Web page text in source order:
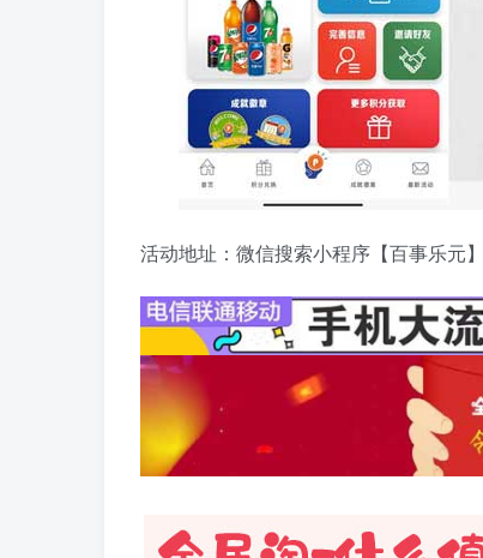
活动地址：微信搜索小程序【百事乐元】